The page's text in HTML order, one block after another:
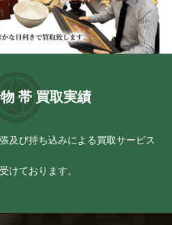
帯 買取実績
及び持ち込みによる買取サービス
けております。